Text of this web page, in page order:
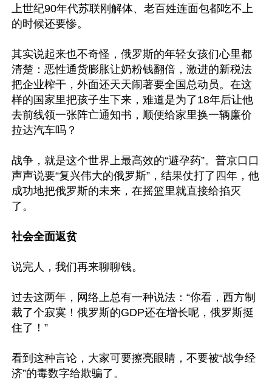
上世纪90年代苏联刚解体、老百姓连面包都吃不上
的时候还要惨。
其实说起来也不奇怪，俄罗斯的年轻女孩们心里都
清楚：恶性通货膨胀让奶粉钱翻倍，激进的新税法
把企业榨干，外面还天天闹著要全国总动员。在这
样的国家里把孩子生下来，难道是为了18年后让他
去前线领一张阵亡通知书，顺便给家里换一辆廉价
拉达汽车吗？
战争，就是这个世界上最高效的“避孕药”。普京口口
声声说要“复兴伟大的俄罗斯”，结果仗打了四年，他
成功地把俄罗斯的未来，在摇篮里就直接给掐灭
了。
社会全面返贫
说完人，我们再来聊聊钱。
过去这两年，网络上总有一种说法：“你看，西方制
裁了个寂寞！俄罗斯的GDP还在增长呢，俄罗斯挺
住了！”
看到这种言论，大家可要擦亮眼睛，不要被“战争经
济”的毒数字给欺骗了。